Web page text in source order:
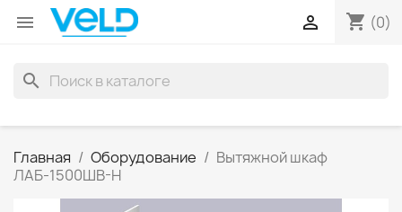
 shopping_cart (0)

search
Главная Оборудование
Вытяжной шкаф
ЛАБ-1500ШВ-Н